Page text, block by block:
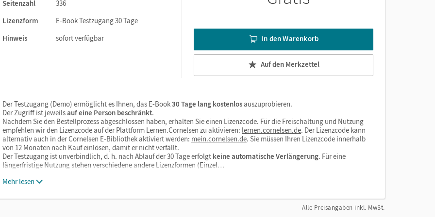
Seitenzahl
336
Lizenzform
E-Book Testzugang 30 Tage
Hinweis
sofort verfügbar In den Warenkorb
Auf den Merkzettel
Der Testzugang (Demo) ermöglicht es Ihnen, das E-Book30 Tage lang kostenlosauszuprobieren.
Der Zugriff ist jeweilsauf eine Person beschränkt.
Nachdem Sie den Bestellprozess abgeschlossen haben, erhalten Sie einen Lizenzcode. Für die Freischaltung und Nutzung
empfehlen wir den Lizenzcode auf der Plattform Lernen.Cornelsen zu aktivieren: lernen.cornelsen.de. Der Lizenzcode kann
alternativ auch in der Cornelsen E-Bibliothek aktiviert werden: mein.cornelsen.de. Sie müssen Ihren Lizenzcode innerhalb
von 12 Monaten nach Kauf einlösen, damit er nicht verfällt.
Der Testzugang ist unverbindlich, d. h. nach Ablauf der 30 Tage erfolgt keine automatische Verlängerung. Für eine
längerfristige Nutzung stehen verschiedene andere Lizenzformen (Einzel…
Mehr lesen
Alle Preisangaben inkl. MwSt.